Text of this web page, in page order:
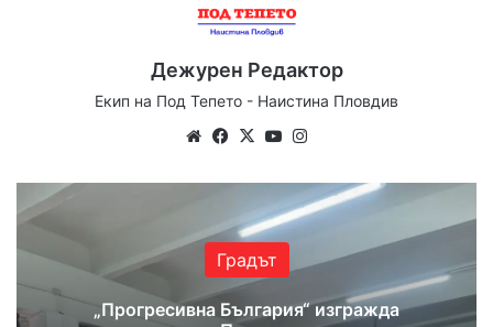
Дежурен Редактор
Екип на Под Тепето - Наистина Пловдив
WebsiteFacebook
X YouTube
Градът
„Прогресивна България“ изгражда